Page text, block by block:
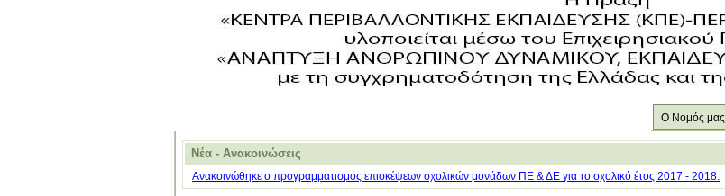
Ο Νομός μας
Νέα - Ανακοινώσεις
Ανακοινώθηκε ο προγραμματισμός επισκέψεων σχολικών μονάδων ΠΕ & ΔΕ για το σχολικό έτος 2017 - 2018.